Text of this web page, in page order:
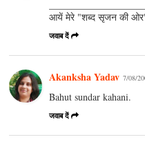
आयें मेरे "शब्द सृजन की
जवाब दें
Akanksha Yadav 7/08/
Bahut sundar kahani.
जवाब दें